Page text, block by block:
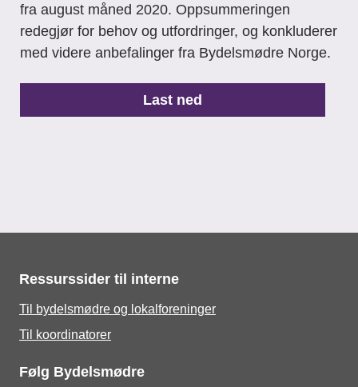
fra august måned 2020. Oppsummeringen
redegjør for behov og utfordringer, og konkluderer
med videre anbefalinger fra Bydelsmødre Norge.
Last ned
Ressurssider til interne
Til bydelsmødre og lokalforeninger
Til koordinatorer
Følg Bydelsmødre